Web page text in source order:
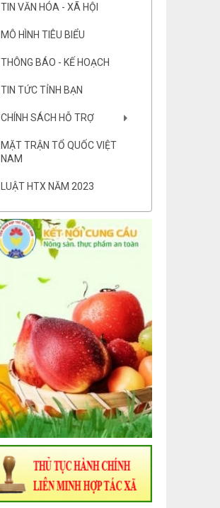
TIN VĂN HÓA - XÃ HỘI
MÔ HÌNH TIÊU BIỂU
THÔNG BÁO - KẾ HOẠCH
TIN TỨC TỈNH BẠN
CHÍNH SÁCH HỖ TRỢ
MẶT TRẬN TỔ QUỐC VIỆT
NAM
LUẬT HTX NĂM 2023